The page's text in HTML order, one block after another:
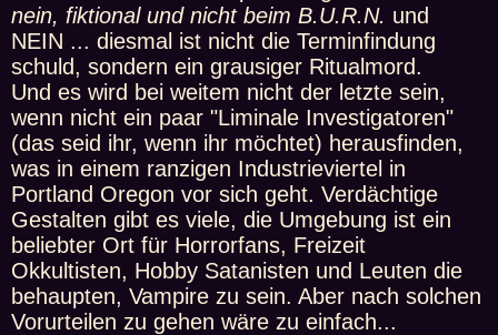
g
nein, fiktional und nicht beim B.U.R.N. und
NEIN ... diesmal ist nicht die Terminfindung
schuld, sondern ein grausiger Ritualmord.
Und es wird bei weitem nicht der letzte sein,
wenn nicht ein paar "Liminale Investigatoren"
(das seid ihr, wenn ihr möchtet) herausfinden,
was in einem ranzigen Industrieviertel in
Portland Oregon vor sich geht. Verdächtige
Gestalten gibt es viele, die Umgebung ist ein
beliebter Ort für Horrorfans, Freizeit
Okkultisten, Hobby Satanisten und Leuten die
behaupten, Vampire zu sein. Aber nach solchen
Vorurteilen zu gehen wäre zu einfach...